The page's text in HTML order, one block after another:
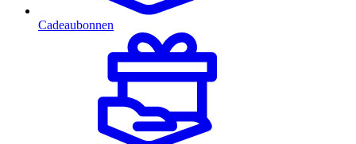
Cadeaubonnen